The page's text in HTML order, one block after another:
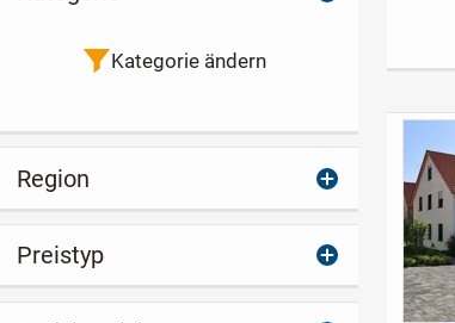
Kategorie ändern
Region
Preistyp